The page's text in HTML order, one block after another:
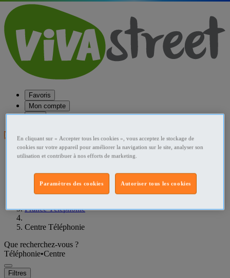
Favoris
Mon compte
Aide
Publier une annonce
Favoris
Menu
France Téléphonie
Centre Téléphonie
Que recherchez-vous ?
Téléphonie•Centre
Filtres
En cliquant sur « Accepter tous les cookies », vous acceptez le stockage de
cookies sur votre appareil pour améliorer la navigation sur le site, analyser son
utilisation et contribuer à nos efforts de marketing.
Autoriser tous les cookies
Paramètres des cookies